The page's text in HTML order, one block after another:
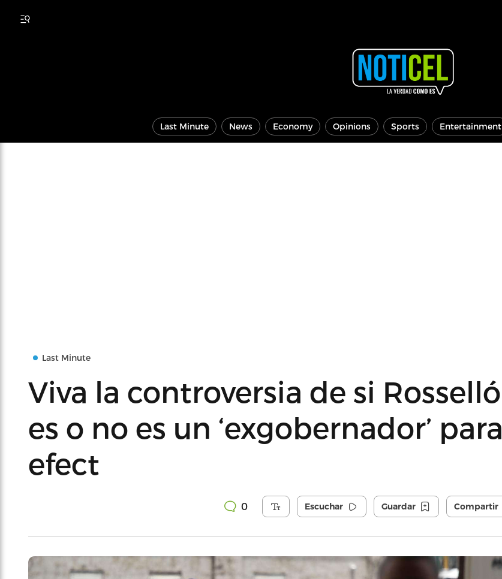
Last Minute News Economy Opinions Sports Entertainment
Last Minute
Viva la controversia de si Rosselló
es o no es un ‘exgobernador’ para
efect
0 Escuchar Guardar Compartir